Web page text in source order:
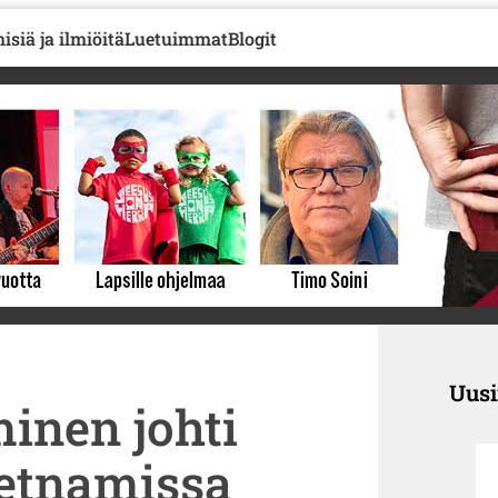
ja ilmiöitäLuetuimmatBlogit
johti